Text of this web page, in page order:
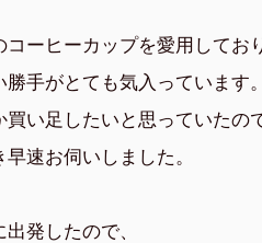
コーヒーカップを愛用してお
勝手がとても気入っています
買い足したいと思っていたの
速お伺いしました。
発したので、